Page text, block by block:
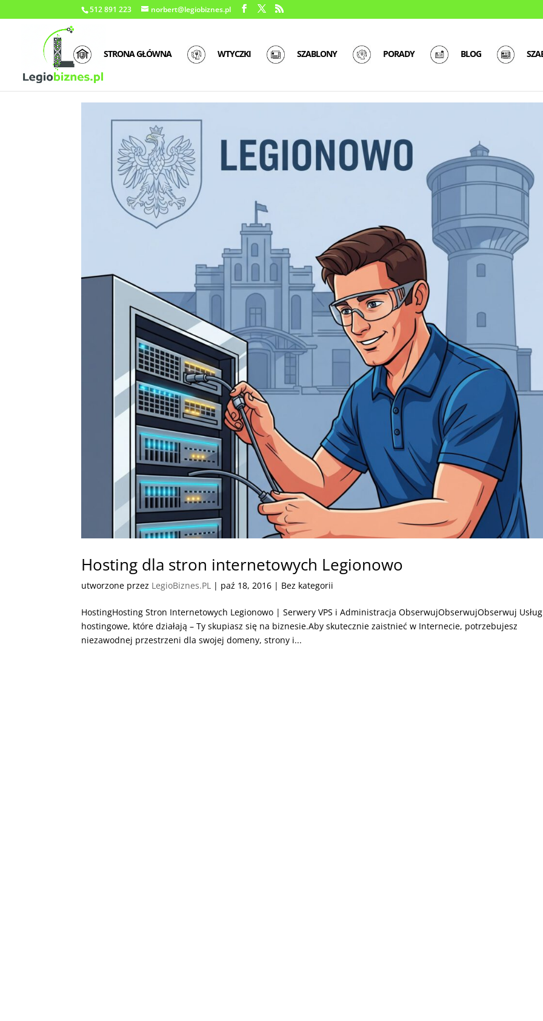
512 891 223 norbert@legiobiznes.pl
STRONA GŁÓWNA WTYCZKI SZABLONY PORADY BLOG
Hosting dla stron internetowych Legionowo
utworzone przez LegioBiznes.PL | paź 18, 2016 | Bez kategorii
HostingHosting Stron Internetowych Legionowo | Serwery VPS i Administracja ObserwujObserwujObserwuj
hostingowe, które działają – Ty skupiasz się na biznesie.Aby skutecznie zaistnieć w Internecie, potrzebujesz
niezawodnej przestrzeni dla swojej domeny, strony i...